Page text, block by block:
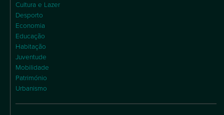
Cultura e Lazer
Desporto
Economia
Educação
Habitação
Juventude
Mobilidade
Património
Urbanismo